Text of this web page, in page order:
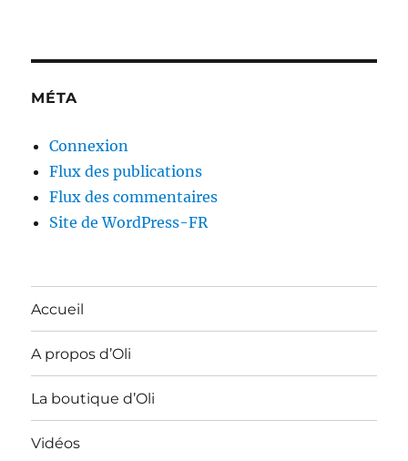
MÉTA
Connexion
Flux des publications
Flux des commentaires
Site de WordPress-FR
Accueil
A propos d’Oli
La boutique d’Oli
Vidéos